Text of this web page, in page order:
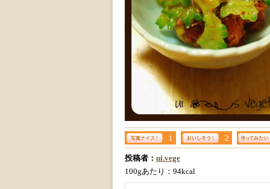
1 2
投稿者： ui.vege
100gあたり：94kcal